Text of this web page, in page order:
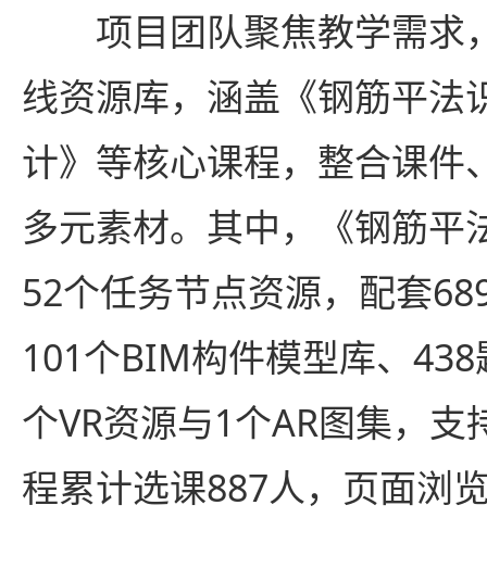
项目团队聚焦教学需求
线资源库，涵盖《钢筋平法
计》等核心课程，整合课件
多元素材。其中，《钢筋平
52个任务节点资源，配套
101个BIM构件模型库、
个VR资源与1个AR图集，
程累计选课887人，页面浏